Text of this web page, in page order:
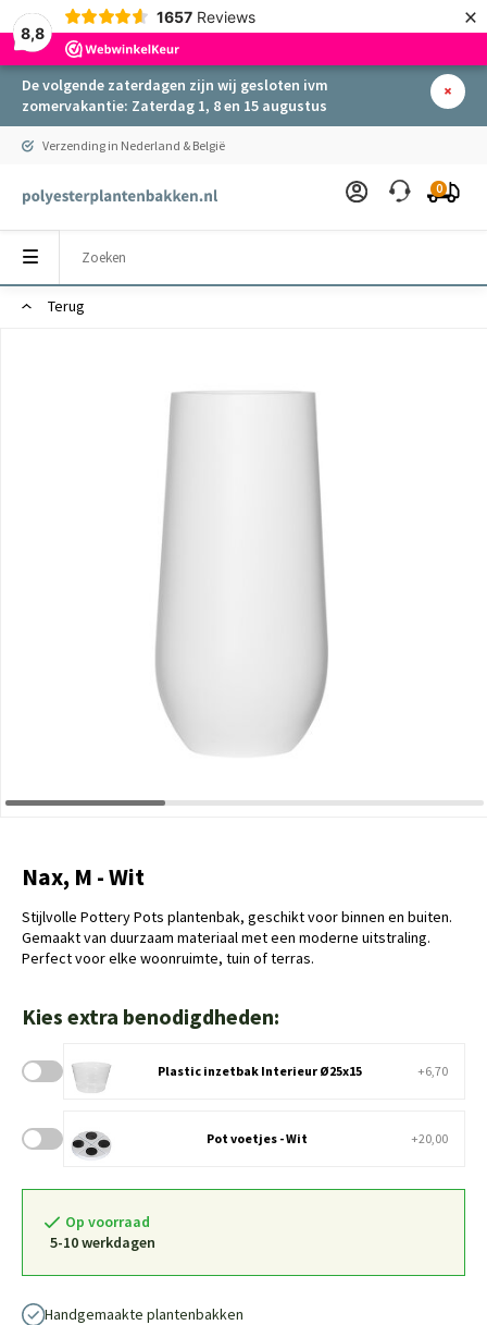
8,8
1657 Reviews ×
De volgende zaterdagen zijn wij gesloten ivm
zomervakantie: Zaterdag 1, 8 en 15 augustus
Verzending in Nederland & België
0
Terug
Nax, M - Wit
Stijlvolle Pottery Pots plantenbak, geschikt voor binnen en buiten.
Gemaakt van duurzaam materiaal met een moderne uitstraling.
Perfect voor elke woonruimte, tuin of terras.
Kies extra benodigdheden:
Plastic inzetbak Interieur Ø25x15 +6,70
Pot voetjes - Wit +20,00
Op voorraad
5-10 werkdagen
Handgemaakte plantenbakken